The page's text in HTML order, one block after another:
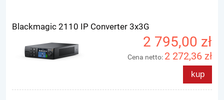
Blackmagic 2110 IP Converter 3x3G
2 795,00 zł
Cena netto: 2 272,36 zł
kup